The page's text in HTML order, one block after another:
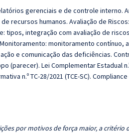
gerenciais e de controle interno.
recursos humanos. Avaliação de
tipos, integração com avaliação de
monitoramento contínuo,
e comunicação das deficiências.
(parecer). Lei Complementar Estadual
n.º TC-28/2021 (TCE-SC).
por motivos de força maior, a critério